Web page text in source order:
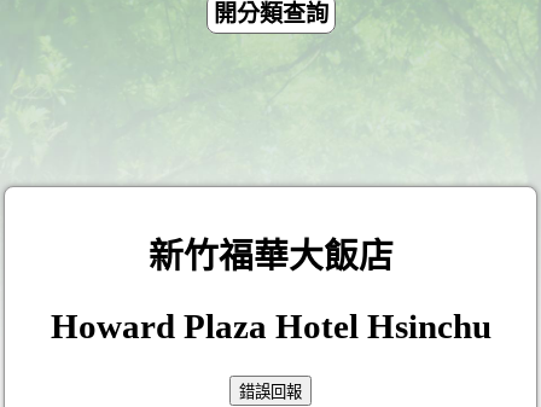
開分類查詢
新竹福華大飯店
Howard Plaza Hotel Hsinchu